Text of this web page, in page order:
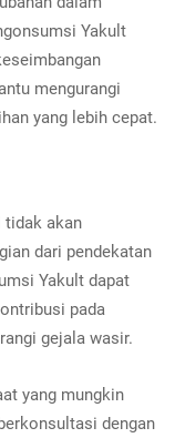
Yakult
mengurangi
yang lebih cepat.
tidak akan
dari pendekatan
Yakult dapat
pada
gejala wasir.
yang mungkin
dengan